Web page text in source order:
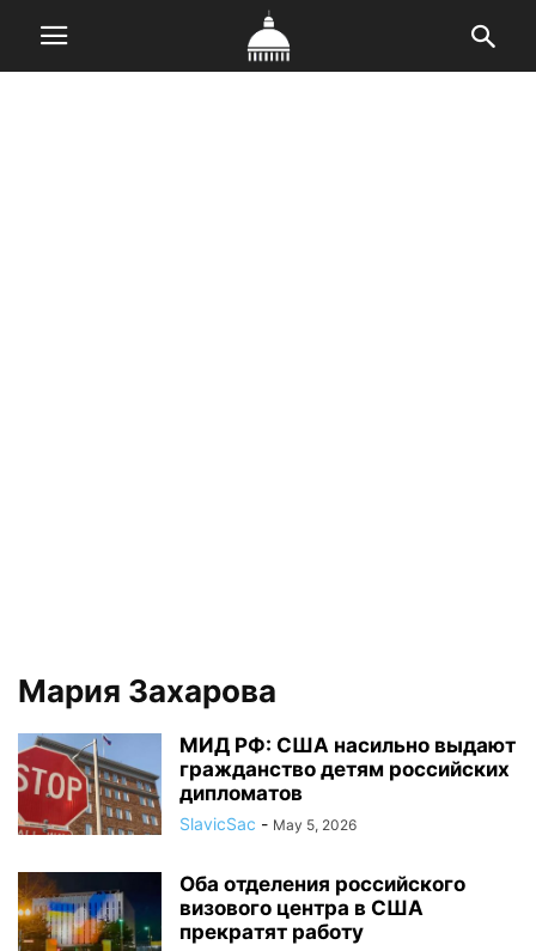
Мария Захарова
МИД РФ: США насильно выдают
гражданство детям российских
дипломатов
SlavicSac - May 5, 2026
Оба отделения российского
визового центра в США
прекратят работу